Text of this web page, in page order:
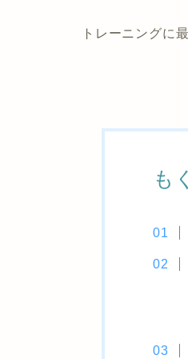
トレーニングに
も